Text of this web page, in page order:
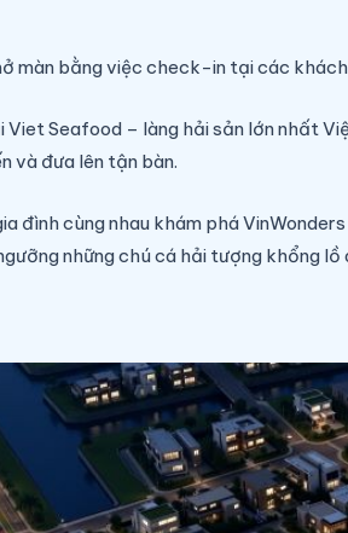
màn bằng việc check-in tại các
Seafood – làng hải sản lớn nhất
và đưa lên tận bàn.
đình cùng nhau khám phá
những chú cá hải tượng khổng